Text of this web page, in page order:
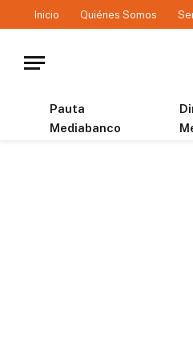
Inicio Quiénes Somos
Pauta
Mediabanco